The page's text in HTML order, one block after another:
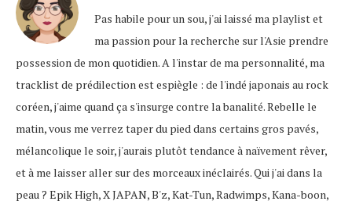
Pas habile pour un sou, j'ai laissé ma playlist et
ma passion pour la recherche sur l'Asie prendre
possession de mon quotidien. A l'instar de ma personnalité, ma
tracklist de prédilection est espiègle : de l'indé japonais au rock
coréen, j'aime quand ça s'insurge contre la banalité. Rebelle le
matin, vous me verrez taper du pied dans certains gros pavés,
mélancolique le soir, j'aurais plutôt tendance à naïvement rêver,
et à me laisser aller sur des morceaux inéclairés. Qui j'ai dans la
peau ? Epik High, X JAPAN, B'z, Kat-Tun, Radwimps, Kana-boon,